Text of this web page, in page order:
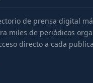
de prensa digital
miles de periódicos
directo a cada